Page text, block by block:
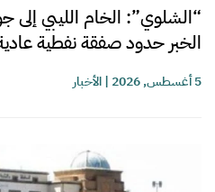
“الشلوي”: الخام الليبي إلى
الخبر حدود صفقة نفطية
5 أغسطس, 2026 |الأخبار